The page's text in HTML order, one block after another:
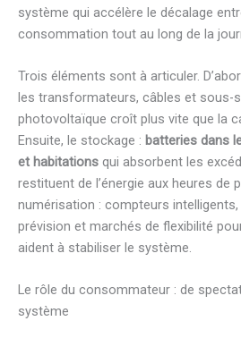
système qui accélère le décalage
consommation tout au long de la
Trois éléments sont à articuler.
les transformateurs, câbles et sous-
photovoltaïque croît plus vite que la
Ensuite, le stockage : batteries dans
et habitations qui absorbent les
restituent de l’énergie aux heures de
numérisation : compteurs
prévision et marchés de flexibilité
aident à stabiliser le système.
Le rôle du consommateur : de
système